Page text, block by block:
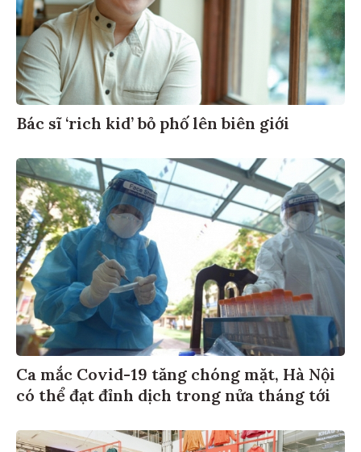
Bác sĩ ‘rich kid’ bỏ phố lên biên giới
Ca mắc Covid-19 tăng chóng mặt, Hà Nội
có thể đạt đỉnh dịch trong nửa tháng tới